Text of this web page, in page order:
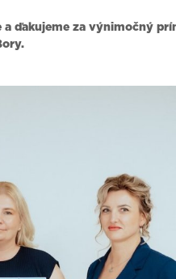
ďakujeme za výnimočný